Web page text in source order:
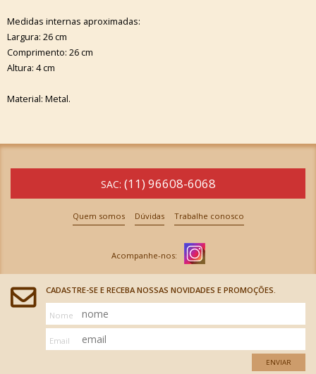
Medidas internas aproximadas:
Largura: 26 cm
Comprimento: 26 cm
Altura: 4 cm
Material: Metal.
SAC: (11) 96608-6068
Quem somos Dúvidas Trabalhe conosco
CADASTRE-SE E RECEBA NOSSAS NOVIDADES E PROMOÇÕES.
Nome
Email
ENVIAR